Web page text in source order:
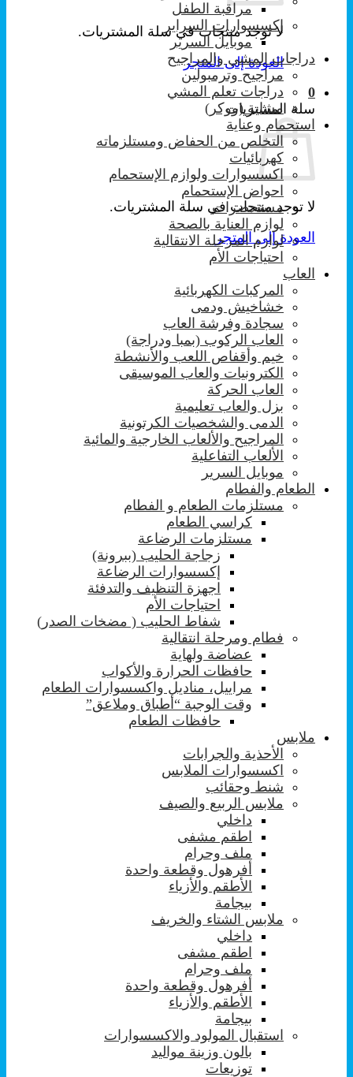
لا توجد منتجات في سلة المشتريات.
العودة إلى المتجر
0
سلة المشتريات
لا توجد منتجات في سلة المشتريات.
العودة إلى المتجر
مراقبة الطفل
إكسسوارات السراير
موبايل السرير
دراجات المشي والمراجيح
مراجيح وترمبولين
دراجات تعلم المشي
مشاية (ووكر)
استحمام وعناية
التخلص من الحفاض ومستلزماته
كهربائيات
اكسسوارات ولوازم الإستحمام
احواض الإستحمام
مستحضرات
لوازم العناية بالصحة
لوازم المرحلة الانتقالية
احتياجات الأم
العاب
المركبات الكهربائية
خشاخيش ودمى
سجادة وفرشة العاب
العاب الركوب (بمبا ودراجة)
خيم وأقفاص اللعب والأنشطة
الكترونيات والعاب الموسيقى
العاب الحركة
بزل والعاب تعليمية
الدمى والشخصيات الكرتونية
المراجيح والألعاب الخارجية والمائية
الألعاب التفاعلية
موبايل السرير
الطعام والفطام
مستلزمات الطعام و الفطام
كراسي الطعام
مستلزمات الرضاعة
زجاجة الحليب (ببرونة)
إكسسوارات الرضاعة
اجهزة التنظيف والتدفئة
احتياجات الأم
شفاط الحليب ( مضخات الصدر)
فطام ومرحلة انتقالية
عضاضة ولهاية
حافظات الحرارة والأكواب
مراييل، مناديل واكسسوارات الطعام
وقت الوجبة “أطباق وملاعق”
حافظات الطعام
ملابس
الأحذية والجرابات
اكسسوارات الملابس
شنط وحقائب
ملابس الربيع والصيف
داخلي
اطقم مشفى
ملف وحرام
أفرهول وقطعة واحدة
الأطقم والأزياء
بيجامة
ملابس الشتاء والخريف
داخلي
اطقم مشفى
ملف وحرام
أفرهول وقطعة واحدة
الأطقم والأزياء
بيجامة
استقبال المولود والاكسسوارات
بالون وزينة مواليد
توزيعات